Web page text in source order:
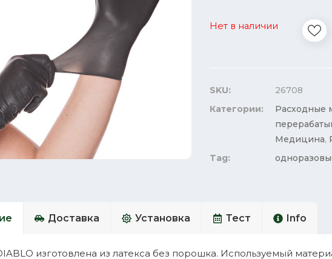
Нет в наличии
SKU:
26708
Категории:
Расходные
Медицина,
Tag:
Доставка Установка Тест Info
изготовлена из латекса без порошка. Используемый